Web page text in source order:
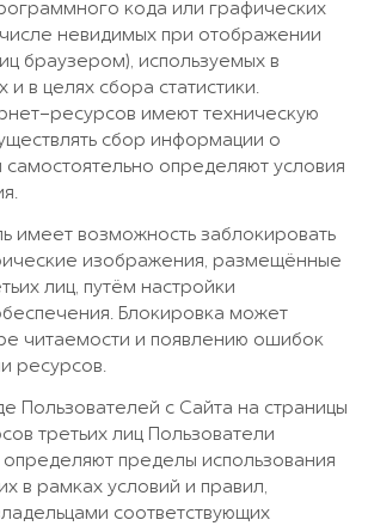
кода или графических
невидимых при отображении
браузером), используемых в
и в целях сбора статистики.
ресурсов имеют техническую
сбор информации о
самостоятельно определяют условия
имеет возможность заблокировать
изображения, размещённые
лиц, путём настройки
Блокировка может
читаемости и появлению ошибок
ресурсов.
Пользователей с Сайта на страницы
третьих лиц Пользователи
определяют пределы использования
в рамках условий и правил,
соответствующих